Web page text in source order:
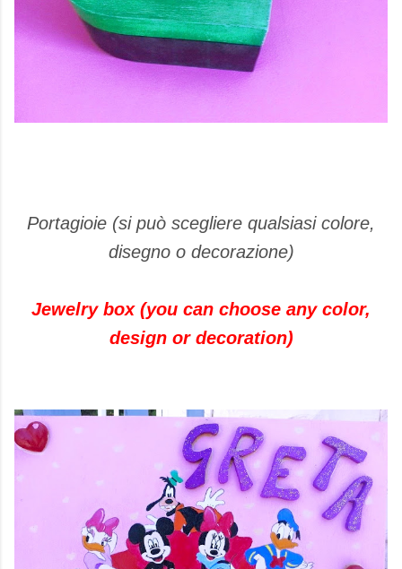
Portagioie (si può scegliere qualsiasi colore,
disegno o decorazione)
Jewelry box (you can choose any color,
design or decoration)